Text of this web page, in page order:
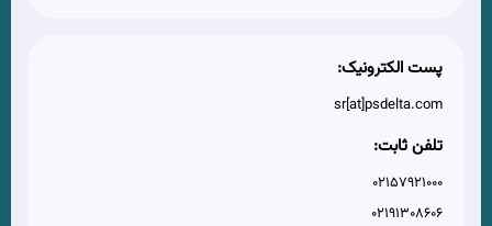
پست الکترونیک:
sr[at]psdelta.com
تلفن ثابت:
02157921000
02191308606